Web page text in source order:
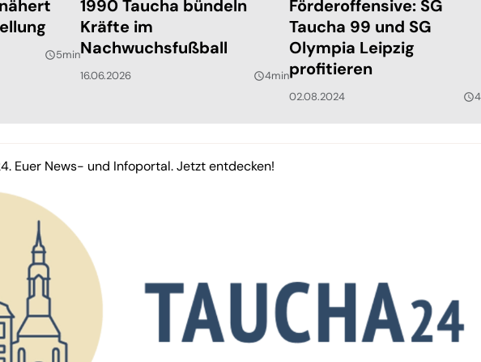
query_builder5min
1990 Taucha bündeln
Kräfte im
Nachwuchsfußball
16.06.2026 query_builder4min
Förderoffensive: SG
Taucha 99 und SG
Olympia Leipzig
profitieren
02.08.2024 query_builder
Euer News- und Infoportal. Jetzt entdecken!